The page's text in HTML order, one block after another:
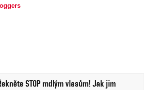
STOP mdlým vlasům! Jak jim